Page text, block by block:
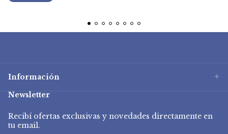
Información
Newsletter
Recibí ofertas exclusivas y novedades directamente en
tu email.